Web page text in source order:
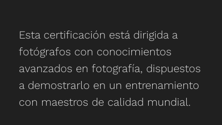
Esta certificación está dirigida a
fotógrafos con conocimientos
avanzados en fotografía, dispuestos
a demostrarlo en un entrenamiento
con maestros de calidad mundial.